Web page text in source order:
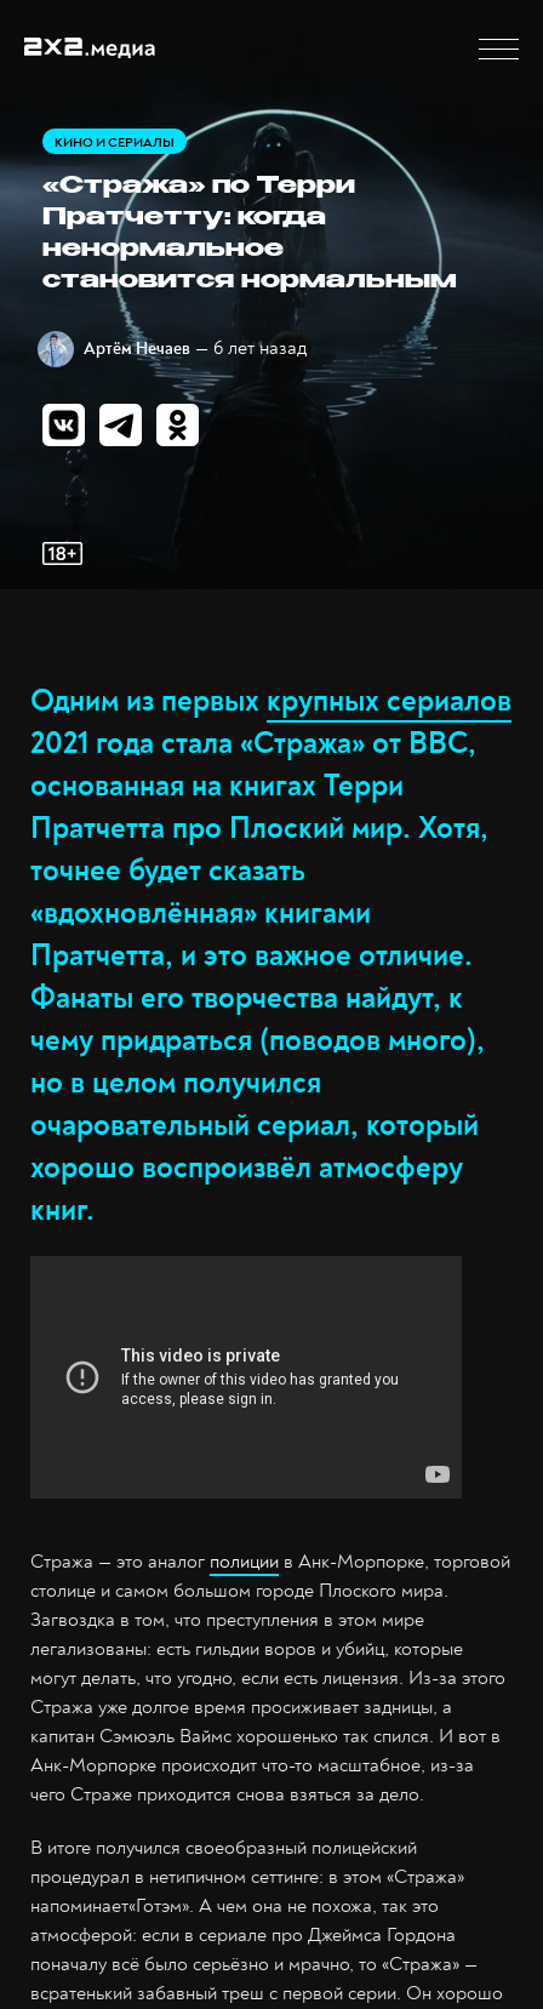
КИНО И СЕРИАЛЫ
«Стража» по Терри
Пратчетту: когда
ненормальное
становится нормальным
Артём Нечаев — 6 лет назад
Одним из первых крупных сериалов
2021 года стала «Стража» от BBC,
основанная на книгах Терри
Пратчетта про Плоский мир. Хотя,
точнее будет сказать
«вдохновлённая» книгами
Пратчетта, и это важное отличие.
Фанаты его творчества найдут, к
чему придраться (поводов много),
но в целом получился
очаровательный сериал, который
хорошо воспроизвёл атмосферу
книг.
Стража — это аналог полиции в Анк-Морпорке, торговой
столице и самом большом городе Плоского мира.
Загвоздка в том, что преступления в этом мире
легализованы: есть гильдии воров и убийц, которые
могут делать, что угодно, если есть лицензия. Из-за этого
Стража уже долгое время просиживает задницы, а
капитан Сэмюэль Ваймс хорошенько так спился. И вот в
Анк-Морпорке происходит что-то масштабное, из-за
чего Страже приходится снова взяться за дело.
В итоге получился своеобразный полицейский
процедурал в нетипичном сеттинге: в этом «Стража»
напоминает«Готэм». А чем она не похожа, так это
атмосферой: если в сериале про Джеймса Гордона
поначалу всё было серьёзно и мрачно, то «Стража» —
всратенький забавный треш с первой серии. Он хорошо